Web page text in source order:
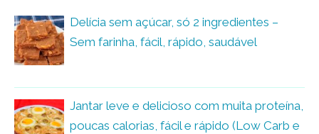
Delícia sem açúcar, só 2 ingredientes –
Sem farinha, fácil, rápido, saudável
Jantar leve e delicioso com muita proteína,
poucas calorias, fácil e rápido (Low Carb e